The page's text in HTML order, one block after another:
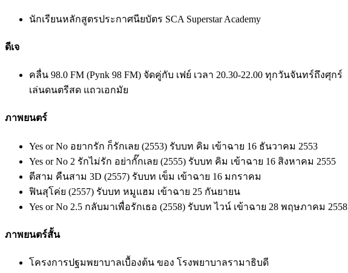
นักเรียนหลักสูตรประกาศนียบัตร SCA Superstar Academy
ดีเจ
คลื่น 98.0 FM (Pynk 98 FM) จัดคู่กับ เฟย์ เวลา 20.30-22.00 ทุกวันจันทร์ถึงศุกร์
เล่นดนตรีสด แถวเอกมัย
ภาพยนตร์
Yes or No อยากรัก ก็รักเลย (2553) รับบท คิม เข้าฉาย 16 ธันวาคม 2553
Yes or No 2 รักไม่รัก อย่ากั๊กเลย (2555) รับบท คิม เข้าฉาย 16 สิงหาคม 2555
ตีสาม คืนสาม 3D (2557) รับบท เข็ม เข้าฉาย 16 มกราคม
ฟินสุโค่ย (2557) รับบท หมูแฮม เข้าฉาย 25 กันยายน
Yes or No 2.5 กลับมาเพื่อรักเธอ (2558) รับบท ไวน์ เข้าฉาย 28 พฤษภาคม 2558
ภาพยนตร์สั้น
โครงการปฐมพยาบาลเบื้องต้น ของ โรงพยาบาลรามาธิบดี